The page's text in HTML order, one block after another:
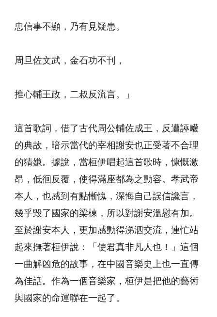
忠信事不顯，乃有見疑患。
周旦佐文武，金石功不刊，
推心輔王政，二叔反流言。」
這首歌詞，借了古代周公輔佐成王，反遭誣衊
的典故，暗示當代的宰相謝安也正受著不合理
的猜嫌。據說，當桓伊唱起這首歌時，慷慨激
昂，低徊反覆，使得滿座都為之動容。孝武帝
本人，也感到有點慚愧，深悔自己誤信讒言，
幾乎毀了國家的梁棟，所以對謝安溫慰有加。
至於謝安本人，更加感動得涕泗交流，連忙站
起來撫著桓伊說：「使君真非凡人也！」這個
一曲解凶危的故事，在中國音樂史上也一直傳
為佳話。作為一個音樂家，桓伊是把他的藝術
與國家的命運聯在一起了。